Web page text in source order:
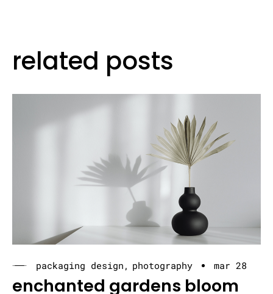
related posts
packaging design photography mar 28
enchanted gardens bloom